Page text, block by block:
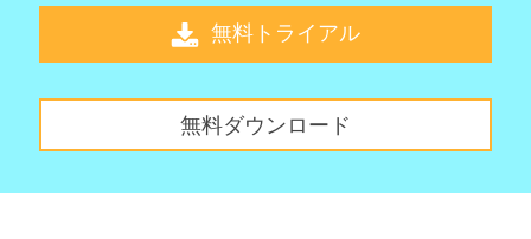
無料トライアル
無料ダウンロード